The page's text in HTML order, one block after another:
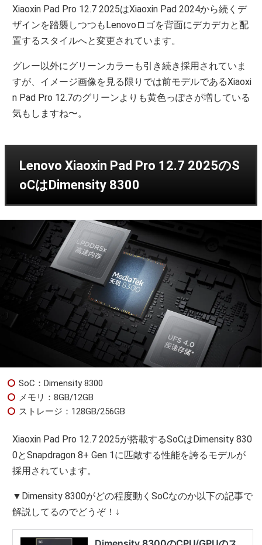
Xiaoxin Pad Pro 12.7 2025はXiaoxin Pad 2024から続くデ
ザインを踏襲しつつもLenovoロゴを背面にデカデカと配
置するスタイルへと変更されています。
グレー以外にグリーンカラーも引き続き採用されていま
すが、イメージ画像を見る限りでは前モデルであるXiaoxi
n Pad Pro 12.7のグリーンよりも黄色っぽさが増している
気もしますね〜。
Lenovo Xiaoxin Pad Pro 12.7 2025のS
oCはDimensity 8300
SoC：Dimensity 8300
メモリ：8GB/12GB
ストレージ：128GB/256GB
Xiaoxin Pad Pro 12.7 2025が搭載するSoCはDimensity 830
0とSnapdragon 8+ Gen 1に匹敵する性能を誇るモデルが
採用されています。
▼Dimensity 8300がどの程度動くSoCなのか以下の記事で
解説してるのでどうぞ！↓